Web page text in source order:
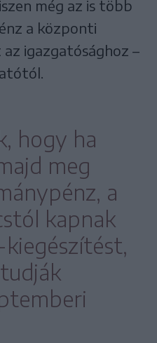
még az is több
a központi
igazgatósághoz –
hogy ha
meg
a
kapnak